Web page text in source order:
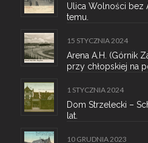
Ulica Wolności bez
temu.
15 STYCZNIA 2024
Arena A.H. (Górnik
przy chłopskiej na
1 STYCZNIA 2024
Dom Strzelecki –
lat.
10 GRUDNIA 2023